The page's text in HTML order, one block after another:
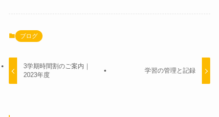
ブログ
3学期時間割のご案内｜
2023年度
学習の管理と記録